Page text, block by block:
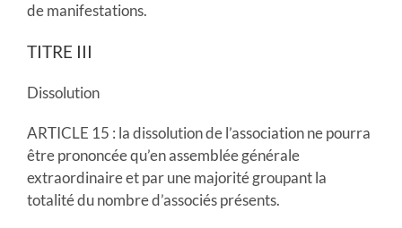
de manifestations.
TITRE III
Dissolution
ARTICLE 15 : la dissolution de l’association ne pourra
être prononcée qu’en assemblée générale
extraordinaire et par une majorité groupant la
totalité du nombre d’associés présents.